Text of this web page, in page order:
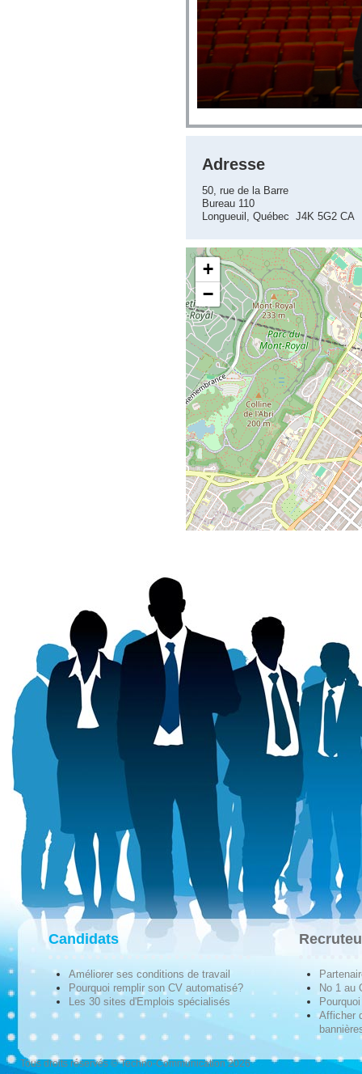
Adresse
50, rue de la Barre
Bureau 110
Longueuil, Québec J4K 5G2 CA
+
−
Candidats
Améliorer ses conditions de travail
Pourquoi remplir son CV automatisé?
Les 30 sites d'Emplois spécialisés
No 1 au
Afficher
Tous droits réservés © Techno-Communication 2026